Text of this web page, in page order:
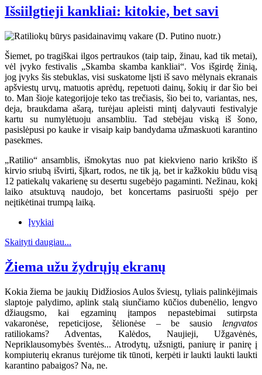
Išsiilgtieji kankliai: kitokie, bet savi
Šiemet, po tragiškai ilgos pertraukos (taip taip, žinau, kad tik metai),
vėl įvyko festivalis „Skamba skamba kankliai“. Vos išgirdę žinią,
jog įvyks šis stebuklas, visi suskatome lįsti iš savo mėlynais ekranais
apšviestų urvų, matuotis aprėdų, repetuoti dainų, šokių ir dar šio bei
to. Man šioje kategorijoje teko tas trečiasis, šio bei to, variantas, nes,
deja, braukdama ašarą, turėjau apleisti mintį dalyvauti festivalyje
kartu su numylėtuoju ansambliu. Tad stebėjau viską iš šono,
pasislėpusi po kauke ir visaip kaip bandydama užmaskuoti karantino
pasekmes.
„Ratilio“ ansamblis, išmokytas nuo pat kiekvieno nario krikšto iš
kirvio sriubą išvirti, šįkart, rodos, ne tik ją, bet ir kažkokiu būdu visą
12 patiekalų vakarienę su desertu sugebėjo pagaminti. Nežinau, kokį
laiko atsuktuvą naudojo, bet koncertams pasiruošti spėjo per
neįtikėtinai trumpą laiką.
Įvykiai
Skaityti daugiau...
Žiema užu žydrųjų ekranų
Kokia žiema be jaukių Didžiosios Aulos šviesų, tyliais palinkėjimais
slaptoje palydimo, aplink stalą siunčiamo kūčios dubenėlio, lengvo
džiaugsmo, kai egzaminų įtampos nepastebimai sutirpsta
vakaronėse, repeticijose, šėlionėse – be sausio lengvatos
ratiliokams? Adventas, Kalėdos, Naujieji, Užgavėnės,
Nepriklausomybės šventės... Atrodytų, užsnigti, paniurę ir panirę į
kompiuterių ekranus turėjome tik tūnoti, kerpėti ir laukti laukti laukti
karantino pabaigos? Na, ne.